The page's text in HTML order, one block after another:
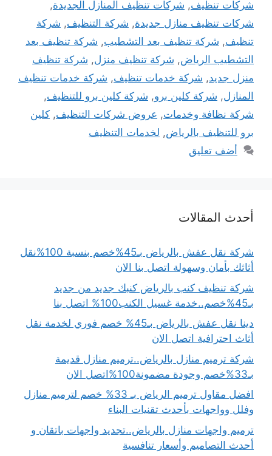
شركات تنظيف, شركات تنظيف المنازل الجديدة,
شركات تنظيف منازل جديدة, شركة التنظيف, شركة
تنظيف, شركة تنظيف بعد التشطيب, شركة تنظيف بعد
التشطيب الرياض, شركة تنظيف منزل, شركة تنظيف
منزل جديد, شركة خدمات تنظيف, شركة خدمات تنظيف
المنازل, شركة كلين برو, شركة كلين برو للتنظيف,
شركة نظافة وخدمات, عروض شركات التنظيف, كلين
برو للتنظيف بالرياض, لخدمات التنظيف
أضف تعليق
أحدث المقالات
شركة نقل عفش بالرياض بـ45%خصم بنسبة 100%نقل
أثاثك بأمان وسهولة اتصل بنا الان
شركة تنظيف كنب بالرياض كنبك جديد من جديد
بـ45%خصم..خدمة غسيل الكنب100% اتصل بنا
دينا نقل عفش بالرياض بـ45% خصم فوري لخدمة نقل
أثاث احترافية اتصل الان
شركة ترميم منازل بالرياض..ترميم منازل قديمة
بـ33%خصم وجودة مضمونة100%اتصل الان
افضل مقاول ترميم الرياض بـ 33% خصم لترميم منازل
وفلل وواجهات بأحدث تقنيات البناء
ترميم واجهات منازل بالرياض..تجديد واجهات باتقان و
أحدث التصاميم وأسعار تنافسية